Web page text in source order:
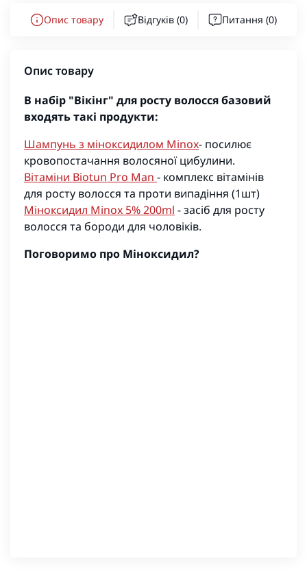
Опис товару Відгуків (0) Питання (0)
Опис товару
В набір "Вікінг" для росту волосся базовий
входять такі продукти:
Шампунь з міноксидилом Minox- посилює
кровопостачання волосяної цибулини.
Вітаміни Biotun Pro Man - комплекс вітамінів
для росту волосся та проти випадіння (1шт)
Міноксидил Minox 5% 200ml -засіб для росту
волосся та бороди для чоловіків.
Поговоримо про Міноксидил?